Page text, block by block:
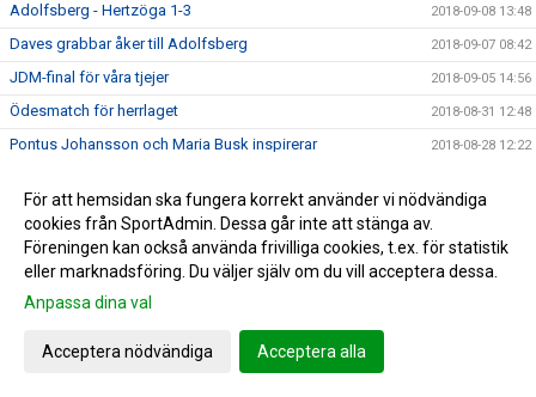
Adolfsberg - Hertzöga 1-3 2018-09-08 13:48
Daves grabbar åker till Adolfsberg 2018-09-07 08:42
JDM-final för våra tjejer 2018-09-05 14:56
Ödesmatch för herrlaget 2018-08-31 12:48
Pontus Johansson och Maria Busk inspirerar 2018-08-28 12:22
Tung förlust för herrlaget mot FF 2018-08-18 15:00
Hertzögakronan Lördag 18/8 2018-08-13 09:19
Seger 2-1 mot Bosna 92 2018-08-09 11:29
Mv utbildning flyttad
10-åringarnas Cup 2018
För att hemsidan ska fungera korrekt använder vi nödvändiga
cookies från SportAdmin. Dessa går inte att stänga av.
Föreningen kan också använda frivilliga cookies, t.ex. för statistik
eller marknadsföring. Du väljer själv om du vill acceptera dessa.
Anpassa dina val
Acceptera nödvändiga Acceptera alla